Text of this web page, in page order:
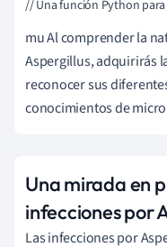
// Una función Python
mu Al comprender la
Aspergillus, adquirirás
reconocer sus
conocimientos de
Una mirada en
infecciones por
Las infecciones por